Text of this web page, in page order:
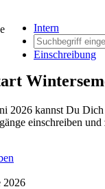
Intern
Einschreibung
2026 kannst Du
einschreiben
2026